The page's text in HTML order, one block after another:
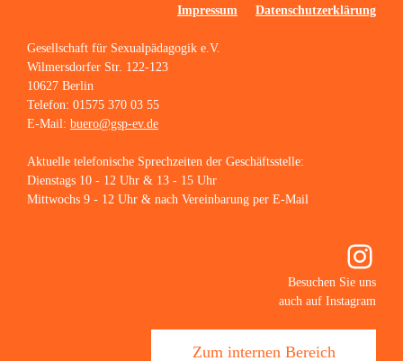
Impressum Datenschutzerklärung
Gesellschaft für Sexualpädagogik e.V.
Wilmersdorfer Str. 122-123
10627 Berlin
Telefon: 01575 370 03 55
E-Mail: buero@gsp-ev.de
Aktuelle telefonische Sprechzeiten der Geschäftsstelle:
Dienstags 10 - 12 Uhr & 13 - 15 Uhr
Mittwochs 9 - 12 Uhr & nach Vereinbarung per E-Mail
Besuchen Sie uns
auch auf Instagram
Zum internen Bereich